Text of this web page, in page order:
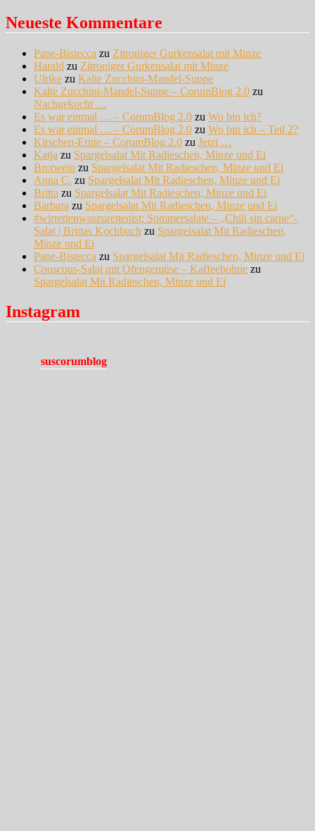
Neueste Kommentare
Pane-Bistecca zu Zitroniger Gurkensalat mit Minze
Harald zu Zitroniger Gurkensalat mit Minze
Ulrike zu Kalte Zucchini-Mandel-Suppe
Kalte Zucchini-Mandel-Suppe – CorumBlog 2.0 zu
Nachgekocht …
Es war einmal … – CorumBlog 2.0 zu Wo bin ich?
Es war einmal … – CorumBlog 2.0 zu Wo bin ich – Teil 2?
Kirschen-Ernte – CorumBlog 2.0 zu Jetzt …
Katja zu Spargelsalat Mit Radieschen, Minze und Ei
Brotwein zu Spargelsalat Mit Radieschen, Minze und Ei
Anna C. zu Spargelsalat Mit Radieschen, Minze und Ei
Britta zu Spargelsalat Mit Radieschen, Minze und Ei
Barbara zu Spargelsalat Mit Radieschen, Minze und Ei
#wirrettenwaszurettenist: Sommersalate – „Chili sin carne“-
Salat | Brittas Kochbuch zu Spargelsalat Mit Radieschen,
Minze und Ei
Pane-Bistecca zu Spargelsalat Mit Radieschen, Minze und Ei
Couscous-Salat mit Ofengemüse – Kaffeebohne zu
Spargelsalat Mit Radieschen, Minze und Ei
Instagram
suscorumblog